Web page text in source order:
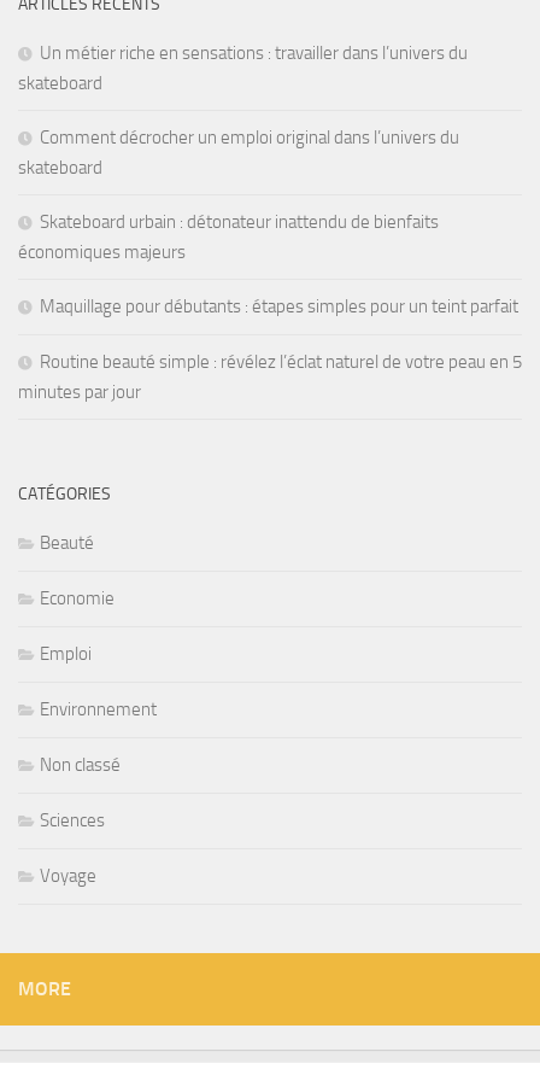
ARTICLES RÉCENTS
Un métier riche en sensations : travailler dans l’univers du
skateboard
Comment décrocher un emploi original dans l’univers du
skateboard
Skateboard urbain : détonateur inattendu de bienfaits
économiques majeurs
Maquillage pour débutants : étapes simples pour un teint parfait
Routine beauté simple : révélez l’éclat naturel de votre peau en 5
minutes par jour
CATÉGORIES
Beauté
Economie
Emploi
Environnement
Non classé
Sciences
Voyage
MORE